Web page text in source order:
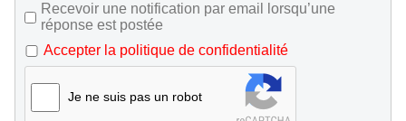
Recevoir une notification par email lorsqu’une
réponse est postée
Accepter la politique de confidentialité
Je ne suis pas un robot